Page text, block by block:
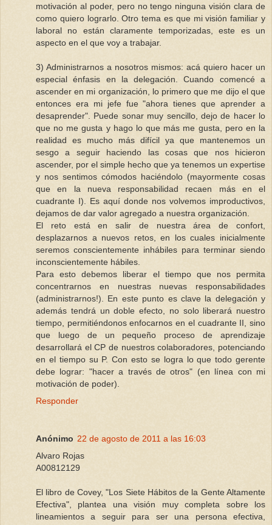
motivación al poder, pero no tengo ninguna visión clara de
como quiero lograrlo. Otro tema es que mi visión familiar y
laboral no están claramente temporizadas, este es un
aspecto en el que voy a trabajar.
3) Administrarnos a nosotros mismos: acá quiero hacer un
especial énfasis en la delegación. Cuando comencé a
ascender en mi organización, lo primero que me dijo el que
entonces era mi jefe fue "ahora tienes que aprender a
desaprender". Puede sonar muy sencillo, dejo de hacer lo
que no me gusta y hago lo que más me gusta, pero en la
realidad es mucho más difícil ya que mantenemos un
sesgo a seguir haciendo las cosas que nos hicieron
ascender, por el simple hecho que ya tenemos un expertise
y nos sentimos cómodos haciéndolo (mayormente cosas
que en la nueva responsabilidad recaen más en el
cuadrante I). Es aquí donde nos volvemos improductivos,
dejamos de dar valor agregado a nuestra organización.
El reto está en salir de nuestra área de confort,
desplazarnos a nuevos retos, en los cuales inicialmente
seremos conscientemente inhábiles para terminar siendo
inconscientemente hábiles.
Para esto debemos liberar el tiempo que nos permita
concentrarnos en nuestras nuevas responsabilidades
(administrarnos!). En este punto es clave la delegación y
además tendrá un doble efecto, no solo liberará nuestro
tiempo, permitiéndonos enfocarnos en el cuadrante II, sino
que luego de un pequeño proceso de aprendizaje
desarrollará el CP de nuestros colaboradores, potenciando
en el tiempo su P. Con esto se logra lo que todo gerente
debe lograr: "hacer a través de otros" (en línea con mi
motivación de poder).
Responder
Anónimo 22 de agosto de 2011 a las 16:03
Alvaro Rojas
A00812129
El libro de Covey, "Los Siete Hábitos de la Gente Altamente
Efectiva", plantea una visión muy completa sobre los
lineamientos a seguir para ser una persona efectiva,